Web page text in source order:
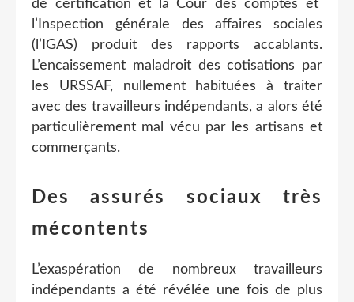
de certification et la Cour des comptes et
l’Inspection générale des affaires sociales
(l’IGAS) produit des rapports accablants.
L’encaissement maladroit des cotisations par
les URSSAF, nullement habituées à traiter
avec des travailleurs indépendants, a alors été
particulièrement mal vécu par les artisans et
commerçants.
Des assurés sociaux très
mécontents
L’exaspération de nombreux travailleurs
indépendants a été révélée une fois de plus